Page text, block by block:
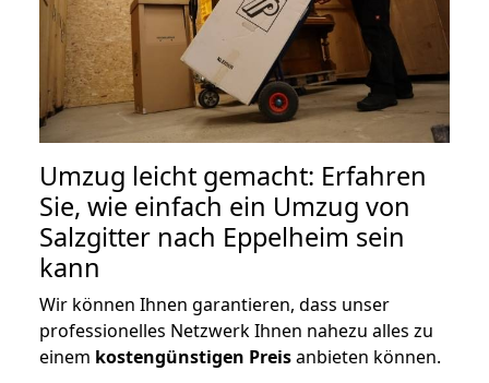
Umzug leicht gemacht: Erfahren
Sie, wie einfach ein Umzug von
Salzgitter nach Eppelheim sein
kann
Wir können Ihnen garantieren, dass unser
professionelles Netzwerk Ihnen nahezu alles zu
einem kostengünstigen Preisanbieten können.